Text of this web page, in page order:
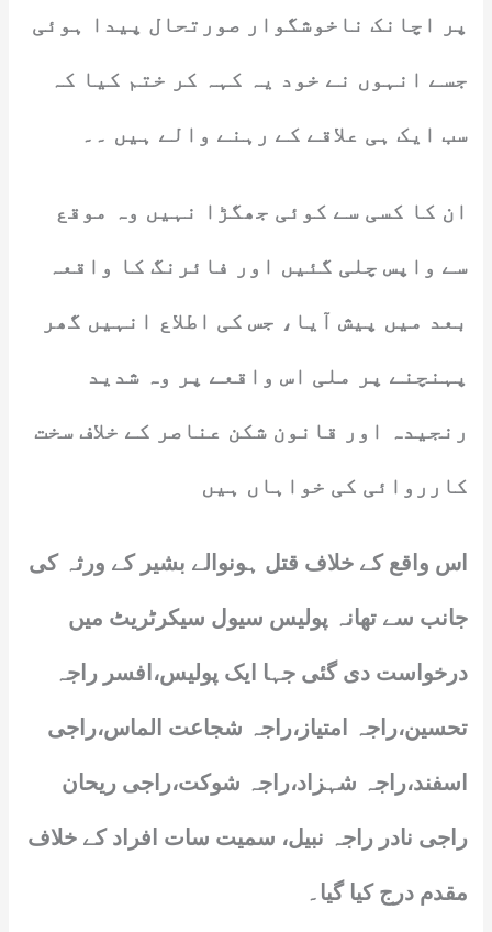
پر اچانک ناخوشگوار صورتحال پیدا ہوئی
جسے انہوں نے خود یہ کہہ کر ختم کیا کہ
سب ایک ہی علاقے کے رہنے والے ہیں ۔۔
ان کا کسی سے کوئی جھگڑا نہیں وہ موقع
سے واپس چلی گئیں اور فائرنگ کا واقعہ
بعد میں پیش آیا، جس کی اطلاع انہیں گھر
پہنچنے پر ملی اس واقعے پر وہ شدید
رنجیدہ اور قانون شکن عناصر کے خلاف سخت
کارروائی کی خواہاں ہیں
اس واقع کے خلاف قتل ہونوالے بشیر کے ورثہ کی
جانب سے تھانہ پولیس سیول سیکرٹریٹ میں
درخواست دی گئی جہا ایک پولیس،افسر راجہ
تحسین،راجہ امتیاز،راجہ شجاعت الماس،راجی
اسفند،راجہ شہزاد،راجہ شوکت،راجی ریحان
راجی نادر راجہ نبیل، سمیت سات افراد کے خلاف
مقدم درج کیا گیا۔